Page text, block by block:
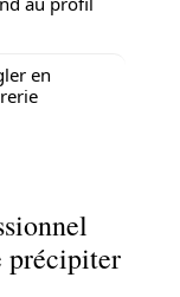
en
précipiter